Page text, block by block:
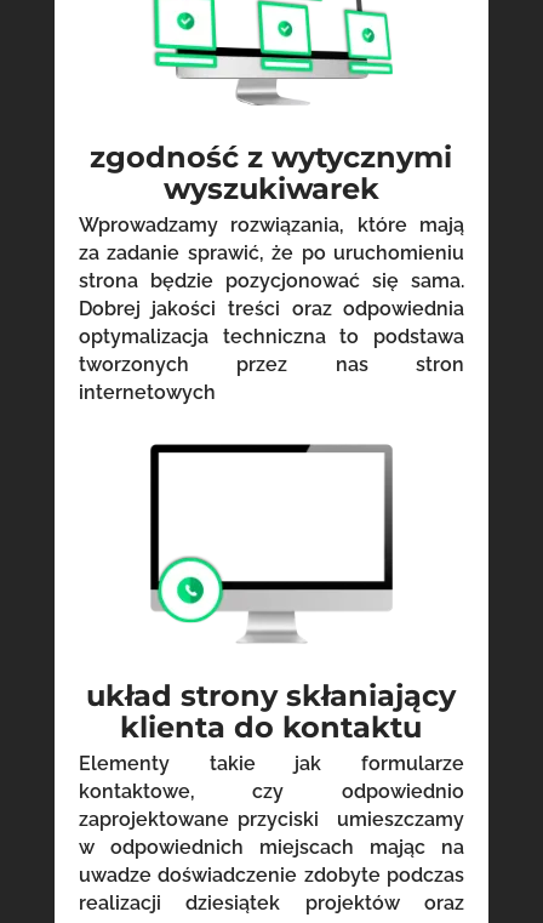
zgodność z wytycznymi
wyszukiwarek
Wprowadzamy rozwiązania, które mają
za zadanie sprawić, że po uruchomieniu
strona będzie pozycjonować się sama.
Dobrej jakości treści oraz odpowiednia
optymalizacja techniczna to podstawa
tworzonych przez nas stron
internetowych
układ strony skłaniający
klienta do kontaktu
Elementy takie jak formularze
kontaktowe, czy odpowiednio
zaprojektowane przyciski umieszczamy
w odpowiednich miejscach mając na
uwadze doświadczenie zdobyte podczas
realizacji dziesiątek projektów oraz